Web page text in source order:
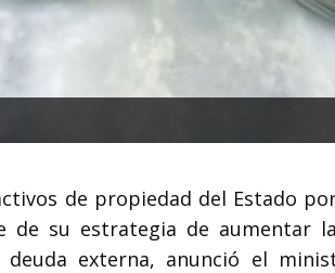
de propiedad del Estado
de su estrategia de aumentar
externa, anunció el